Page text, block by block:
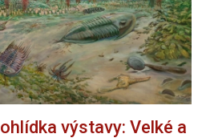
výstavy: Velké a